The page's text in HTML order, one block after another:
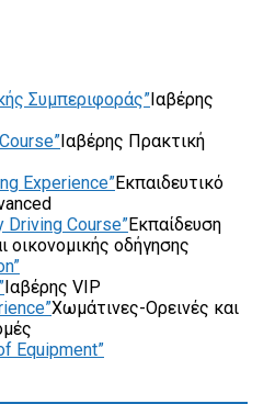
Συμπεριφοράς”Ιαβέρης
Ιαβέρης Πρακτική
Experience”Εκπαιδευτικό
Driving Course”Εκπαίδευση
οικονομικής οδήγησης
Ιαβέρης VIP
Χωμάτινες-Ορεινές και
Equipment”